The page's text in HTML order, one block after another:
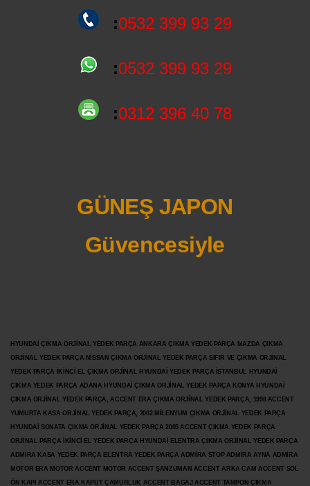
:0532 399 93 29
:0532 399 93 29
:0312 396 40 78
GÜNEŞ JAPON
Güvencesiyle
HYUNDAİ ÇIKMA ORJİNAL YEDEK PARÇA ANKARA ÇIKMA YEDEK PARÇA MAZDA ÇIKMA
ORJİNAL YEDEK PARÇA NİSSAN ÇIKMA ORJİNAL YEDEK PARÇA SIFIR VE ÇIKMA ORJİNAL
YEDEK PARÇA İKİNCİ EL ÇIKMA ORJİNAL HYUNDAİ YEDEK PARÇA İSTANBUL HYUNDAİ
ÇIKMA YEDEK PARÇA ADANA HYUNDAİ ÇIKMA ORJİNAL YEDEK PARÇA KONYA HYUNDAİ
ÇIKMA ORJİNAL YEDEK PARÇA, ACCENT ERA ÇIKMA ORJİNAL YEDEK PARÇA, 1998 ACCENT
YUMURTA KASA ORJİNAL YEDEK PARÇA, 2002 MİLENYUM ÇIKMA ORJİNAL YEDEK PARÇA
HYUNDAİ SONATA ÇIKMA ORJİNAL YEDEK PARÇA 2005 ACCENT ÇIKMA YEDEK PARÇA
ORJİNAL PARÇA İKİNCİ EL YEDEK PARÇA HYUNDAİ ELENTRA ÇIKMA ORJİNAL YEDEK PARÇA
ADMİRA KASA YEDEK PARÇA ELENTRA YEDEK PARÇA ADMİRA STOP ADMİRA AYNA ADMİRA
MOTOR ERA MOTOR ACCENT MOTOR ACCENT ŞANZUMAN ACCENT ARKA CAM ACCENT SOL
ÖN KAPI ACCENT ERA KAPUT ÇAMURLUK ACCENT BAGAJ ACCENT TAMPON ÇIKMA